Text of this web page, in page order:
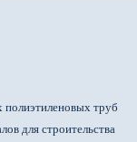
полиэтиленовых труб
для строительства